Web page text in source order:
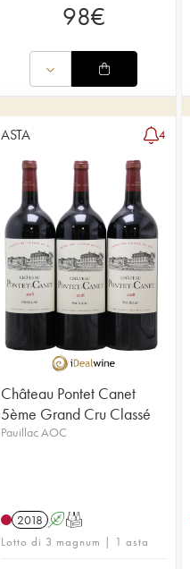
98€
ASTA 4
Château Pontet Canet
5ème Grand Cru Classé
Pauillac AOC
2018 AT
Lotto di 3 magnum | 1 asta